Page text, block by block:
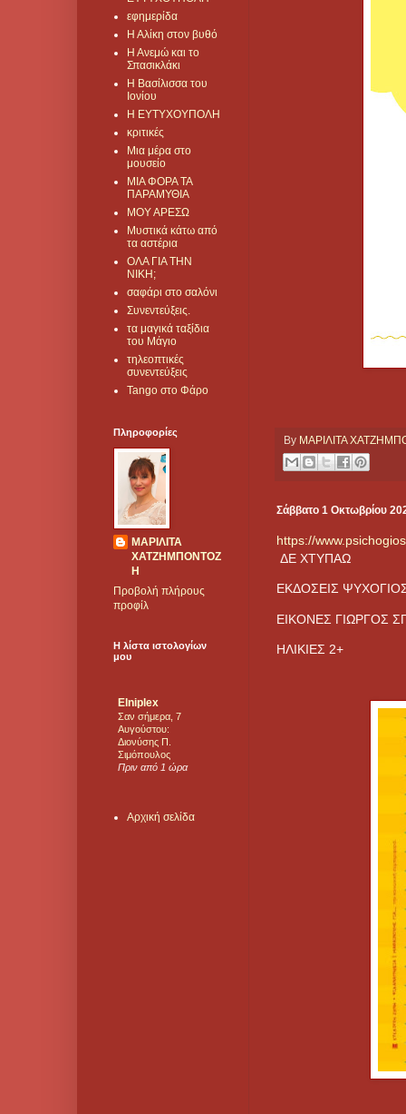
By ΜΑΡΙΛΙΤΑ
Σάββατο 1 Οκτωβρίου
https://
ΔΕ ΧΤΥΠΑΩ
ΕΚΔΟΣΕΙΣ
ΕΙΚΟΝΕΣ ΓΙΩΡΓΟΣ
ΗΛΙΚΙΕΣ 2+
εφημερίδα
Η Αλίκη στον βυθό
Η Ανεμώ και το
Σπασικλάκι
Η Βασίλισσα του
Ιονίου
Η ΕΥΤΥΧΟΥΠΟΛΗ
κριτικές
Μια μέρα στο
μουσείο
ΜΙΑ ΦΟΡΑ ΤΑ
ΠΑΡΑΜΥΘΙΑ
ΜΟΥ ΑΡΕΣΩ
Μυστικά κάτω από
τα αστέρια
ΟΛΑ ΓΙΑ ΤΗΝ
ΝΙΚΗ;
σαφάρι στο σαλόνι
Συνεντεύξεις.
τα μαγικά ταξίδια
του Μάγιο
τηλεοπτικές
συνεντεύξεις
Tango στο Φάρο
Πληροφορίες
ΜΑΡΙΛΙΤΑ
ΧΑΤΖΗΜΠΟΝΤΟΖ
Η
Προβολή πλήρους
προφίλ
Η λίστα ιστολογίων
μου
Elniplex
Σαν σήμερα, 7
Αυγούστου:
Διονύσης Π.
Σιμόπουλος
Πριν από 1 ώρα
Αρχική σελίδα